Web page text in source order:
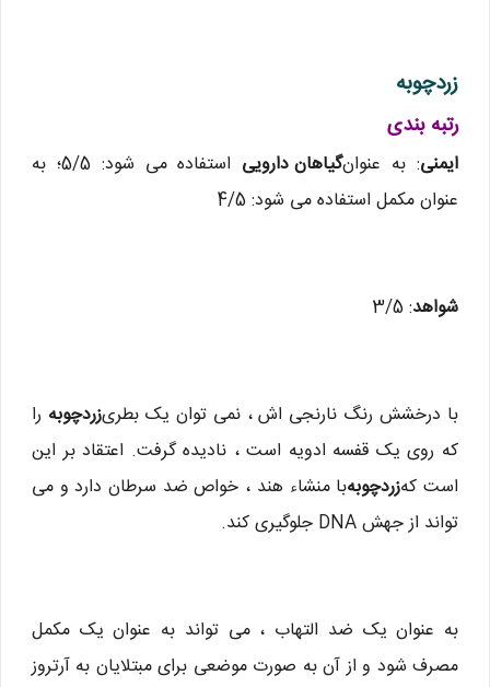
زردچوبه
رتبه بندی
ایمنی: به عنوانگیاهان دارویی
استفاده می شود: 5/5؛ به
عنوان مکمل استفاده می شود: 4/5
شواهد: 3/5
با درخشش رنگ نارنجی اش ، نمی توان یک بطریزردچوبه را
که روی یک قفسه ادویه است ، نادیده گرفت. اعتقاد بر این
است کهزردچوبهبا منشاء هند ، خواص ضد سرطان دارد و می
تواند از جهش DNA جلوگیری کند.
به عنوان یک ضد التهاب ، می تواند به عنوان یک مکمل
مصرف شود و از آن به صورت موضعی برای مبتلایان به آرتروز